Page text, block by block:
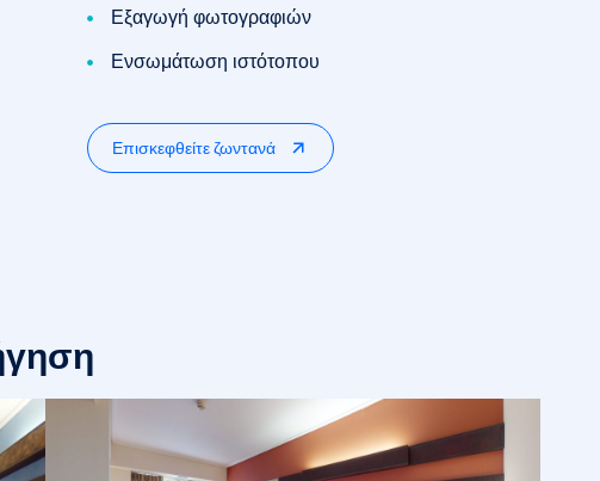
Εξαγωγή φωτογραφιών
Ενσωμάτωση ιστότοπου
Επισκεφθείτε ζωντανά